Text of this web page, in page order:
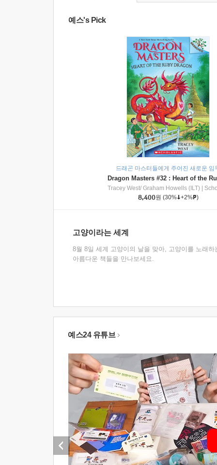
예스's Pick
드래곤 마스터들에게 주어진 새로운 임
Tracey West/ Graham Howells (ILT)
8,400원 (30% +2% )
고양이라는 세계
8월 8일 세계 고양이의 날을 맞아, 고양이를 노래하
아름다운 책들을 만나보세요.
예스24 유튜브